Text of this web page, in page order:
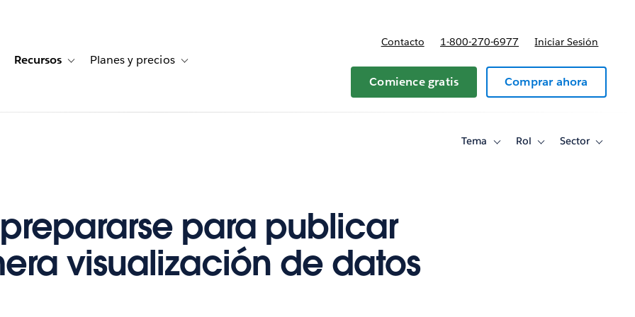
Historias de clientes
sub-navigation for Soluciones
Recursos Toggle sub-navigation for Recursos
Planes y precios Toggle sub-navigation for Planes y precios
Contacto 1-800-270-6977 Iniciar Sesión
Comience gratis Comprar ahora
Tema
ToggleRol
ToggleSector
Toggle
para publicar
visualización de datos